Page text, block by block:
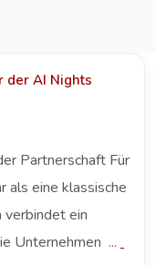
der AI Nights
Partnerschaft Für
als eine klassische
verbindet ein
Unternehmen ...